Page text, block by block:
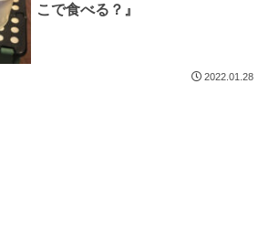
こで食べる？』
2022.01.28